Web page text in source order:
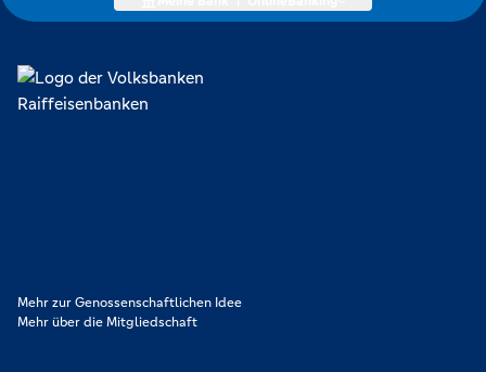
Mehr zur Genossenschaftlichen Idee
Mehr über die Mitgliedschaft